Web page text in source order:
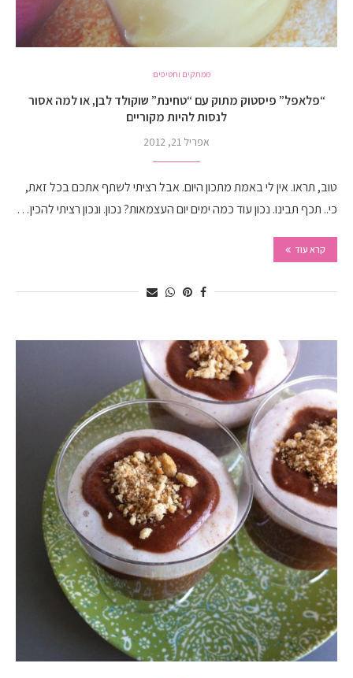
ממתקים וחטיפים
“פלאפל” פיסטוק מתוק עם “טחינת” שוקולד לבן, או למה אסור
לנסות להיות מקוריים
אפריל 21, 2012
טוב, תראו. אין לי באמת מתכון היום. אבל רציתי לשתף אתכם בכל זאת,
כי.. תכף תבינו. נכון עוד כמה ימים יום העצמאות? נכון. ונכון רציתי להכין…
קרא עוד